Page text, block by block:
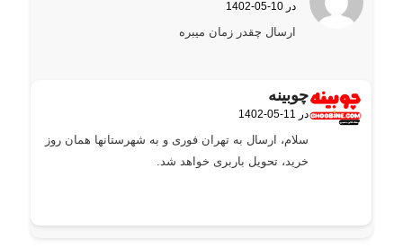
گفته:1402-05-10 در
ارسال چقدر زمان میبره
چوبینه
گفته:1402-05-11 در
سلام، ارسال به تهران فوری و به شهرستانها همان روز
خرید، تحویل باربری خواهد شد.